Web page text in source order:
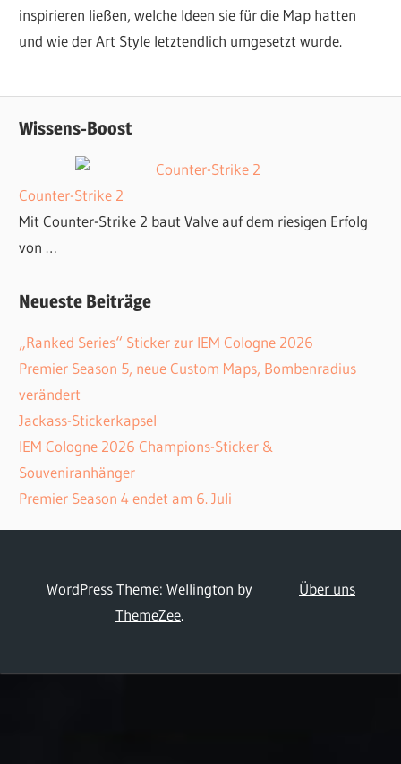
inspirieren ließen, welche Ideen sie für die Map hatten
und wie der Art Style letztendlich umgesetzt wurde.
Wissens-Boost
Counter-Strike 2
Mit Counter-Strike 2 baut Valve auf dem riesigen Erfolg
von …
Neueste Beiträge
„Ranked Series“ Sticker zur IEM Cologne 2026
Premier Season 5, neue Custom Maps, Bombenradius
verändert
Jackass-Stickerkapsel
IEM Cologne 2026 Champions-Sticker &
Souveniranhänger
Premier Season 4 endet am 6. Juli
Über uns
WordPress Theme: Wellington by
ThemeZee.